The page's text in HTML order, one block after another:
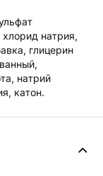
натрия,
глицерин
натрий
катон.